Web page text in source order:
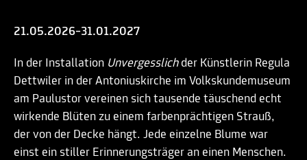
21.05.2026–31.01.2027
In der Installation Unvergesslichder Künstlerin Regula
Dettwiler in der Antoniuskirche im Volkskundemuseum
am Paulustor vereinen sich tausende täuschend echt
wirkende Blüten zu einem farbenprächtigen Strauß,
der von der Decke hängt. Jede einzelne Blume war
einst ein stiller Erinnerungsträger an einen Menschen.